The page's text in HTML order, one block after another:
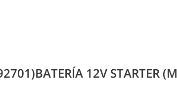
12V STARTER (M